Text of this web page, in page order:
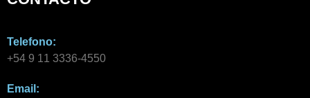
Telefono:
+54 9 11 3336-4550​
Email: